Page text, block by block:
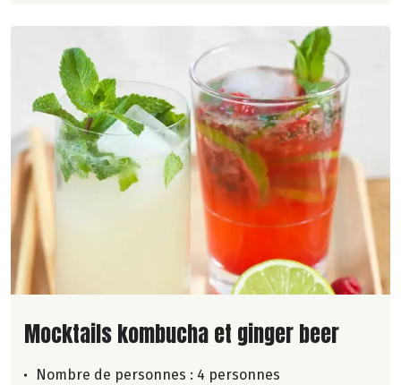
Lire la suite de la recette
Mocktails kombucha et ginger beer
Nombre de personnes : 4 personnes